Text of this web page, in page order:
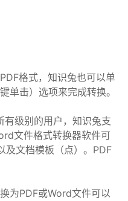
格式，知识兔也可以单
单击）选项来完成转换。
有级别的用户，知识兔支
文件格式转换器软件可
及文档模板（点）。PDF
为PDF或Word文件可以